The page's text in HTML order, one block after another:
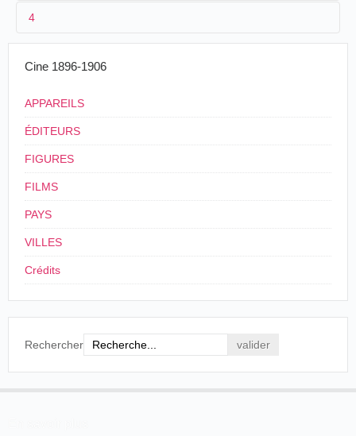
2
3
≤ 1901
19 m. env., 25 m (Lepage)
4
France
sur-Oise
Parnaland
migraine
4
Cine 1896-1906
APPAREILS
ÉDITEURS
FIGURES
FILMS
PAYS
VILLES
Crédits
Rechercher